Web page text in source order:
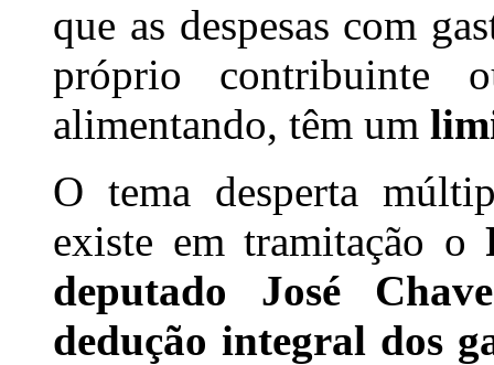
que as despesas com
próprio contribuinte
alimentando, têm um
O tema desperta
existe em tramitação o
deputado José
dedução integral dos